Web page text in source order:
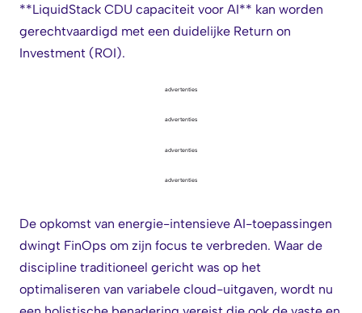
**LiquidStack CDU capaciteit voor AI** kan worden
gerechtvaardigd met een duidelijke Return on
Investment (ROI).
advertenties
advertenties
advertenties
advertenties
De opkomst van energie-intensieve AI-toepassingen
dwingt FinOps om zijn focus te verbreden. Waar de
discipline traditioneel gericht was op het
optimaliseren van variabele cloud-uitgaven, wordt nu